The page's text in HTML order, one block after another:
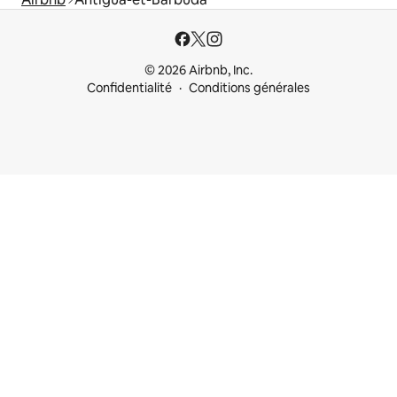
© 2026 Airbnb, Inc.
Confidentialité
Conditions générales